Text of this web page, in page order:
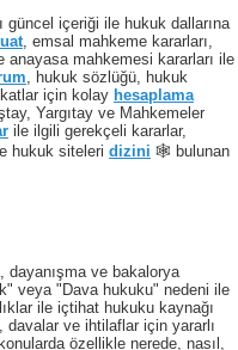
içeriği ile hukuk dallarına
, emsal mahkeme kararları,
anayasa mahkemesi kararları ile
, hukuk sözlüğü, hukuk
için kolay hesaplama
Yargıtay ve Mahkemeler
ile ilgili gerekçeli kararlar,
hukuk siteleri dizini 🕸 bulunan
dayanışma ve bakalorya
veya "Dava hukuku" nedeni ile
ile içtihat hukuku kaynağı
davalar ve ihtilaflar için yararlı
özellikle nerede, nasıl,